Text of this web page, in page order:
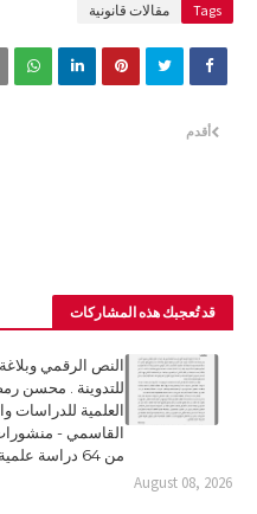
Tags مقالات قانونية
أقدم
قد تُعجبك هذه المشاركات
النص الرقمي
العلمية للدراسات
القاسمي - منشورات
من 64 دراسة علمية
August 08, 2026